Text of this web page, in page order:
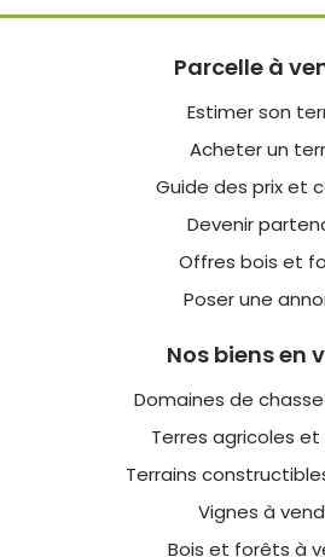
Parcelle à
Estimer son
Acheter un
Guide des prix et
Devenir
Offres bois et
Poser une
Nos biens en
Domaines de
Terres agricoles et
Terrains
Vignes à
Bois et forêts à